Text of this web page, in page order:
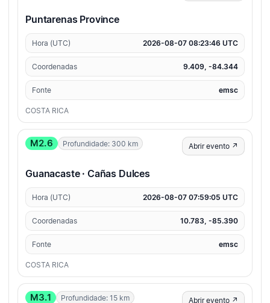
Puntarenas Province
Hora (UTC) 2026-08-07 08:23:46 UTC
Coordenadas 9.409, -84.344
Fonte emsc
COSTA RICA
M2.6 Profundidade: 300 km Abrir evento ↗
Guanacaste · Cañas Dulces
Hora (UTC) 2026-08-07 07:59:05 UTC
Coordenadas 10.783, -85.390
Fonte emsc
COSTA RICA
M3.1 Profundidade: 15 km Abrir evento ↗